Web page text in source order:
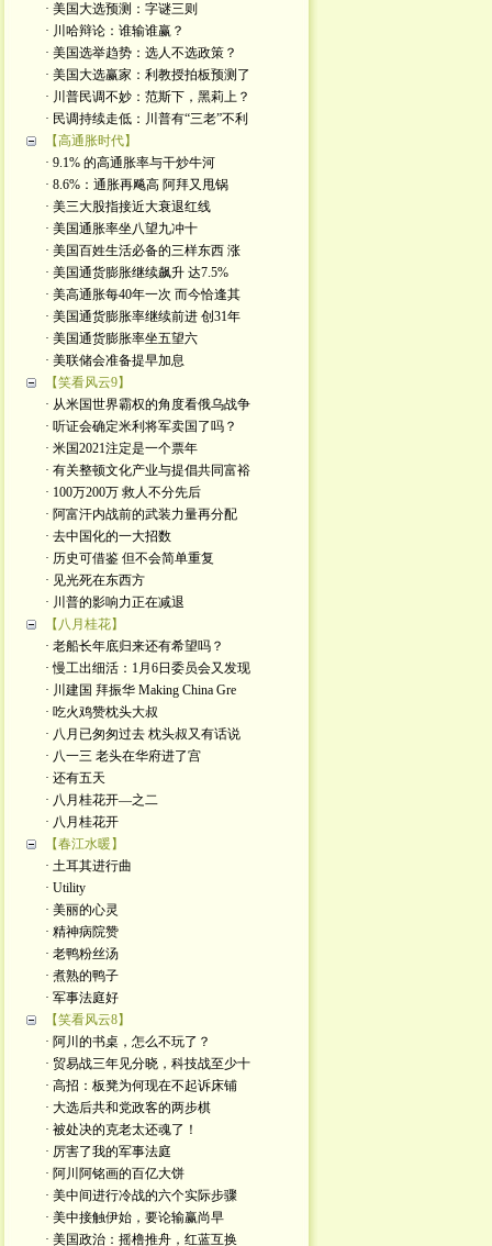
· 美国大选预测：字谜三则
· 川哈辩论：谁输谁赢？
· 美国选举趋势：选人不选政策？
· 美国大选赢家：利教授拍板预测了
· 川普民调不妙：范斯下，黑莉上？
· 民调持续走低：川普有“三老”不利
【高通胀时代】
· 9.1% 的高通胀率与干炒牛河
· 8.6%：通胀再飚高 阿拜又甩锅
· 美三大股指接近大衰退红线
· 美国通胀率坐八望九冲十
· 美国百姓生活必备的三样东西 涨
· 美国通货膨胀继续飙升 达7.5%
· 美高通胀每40年一次 而今恰逢其
· 美国通货膨胀率继续前进 创31年
· 美国通货膨胀率坐五望六
· 美联储会准备提早加息
【笑看风云9】
· 从米国世界霸权的角度看俄乌战争
· 听证会确定米利将军卖国了吗？
· 米国2021注定是一个票年
· 有关整顿文化产业与提倡共同富裕
· 100万200万 救人不分先后
· 阿富汗内战前的武装力量再分配
· 去中国化的一大招数
· 历史可借鉴 但不会简单重复
· 见光死在东西方
· 川普的影响力正在减退
【八月桂花】
· 老船长年底归来还有希望吗？
· 慢工出细活：1月6日委员会又发现
· 川建国 拜振华 Making China Gre
· 吃火鸡赞枕头大叔
· 八月已匆匆过去 枕头叔又有话说
· 八一三 老头在华府进了宫
· 还有五天
· 八月桂花开—之二
· 八月桂花开
【春江水暖】
· 土耳其进行曲
· Utility
· 美丽的心灵
· 精神病院赞
· 老鸭粉丝汤
· 煮熟的鸭子
· 军事法庭好
【笑看风云8】
· 阿川的书桌，怎么不玩了？
· 贸易战三年见分晓，科技战至少十
· 高招：板凳为何现在不起诉床铺
· 大选后共和党政客的两步棋
· 被处决的克老太还魂了！
· 厉害了我的军事法庭
· 阿川阿铭画的百亿大饼
· 美中间进行冷战的六个实际步骤
· 美中接触伊始，要论输赢尚早
· 美国政治：摇橹推舟，红蓝互换